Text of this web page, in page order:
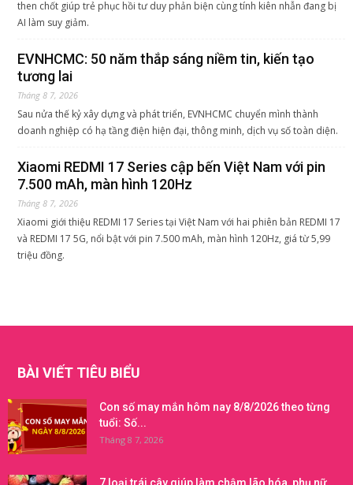
then chốt giúp trẻ phục hồi tư duy phản biện cùng tính kiên nhẫn đang bị
AI làm suy giảm.
EVNHCMC: 50 năm thắp sáng niềm tin, kiến tạo
tương lai
Tháng 8 7, 2026
Sau nửa thế kỷ xây dựng và phát triển, EVNHCMC chuyển mình thành
doanh nghiệp có hạ tầng điện hiện đại, thông minh, dịch vụ số toàn diện.
Xiaomi REDMI 17 Series cập bến Việt Nam với pin
7.500 mAh, màn hình 120Hz
Tháng 8 7, 2026
Xiaomi giới thiệu REDMI 17 Series tại Việt Nam với hai phiên bản REDMI 17
và REDMI 17 5G, nổi bật với pin 7.500 mAh, màn hình 120Hz, giá từ 5,99
triệu đồng.
BÀI VIẾT TIÊU BIỂU
Con số may mắn hôm nay 8/8/2026 theo từng
tuổi: Số...
Tháng 8 7, 2026
7 loại trái cây giúp làm chậm lão hóa, phụ nữ...